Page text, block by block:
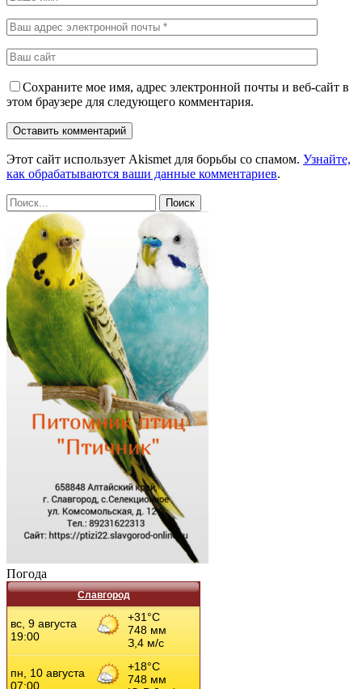
Сохраните мое имя, адрес электронной почты и веб-сайт в
этом браузере для следующего комментария.
Этот сайт использует Akismet для борьбы со спамом. Узнайте,
как обрабатываются ваши данные комментариев.
Погода
Славгород